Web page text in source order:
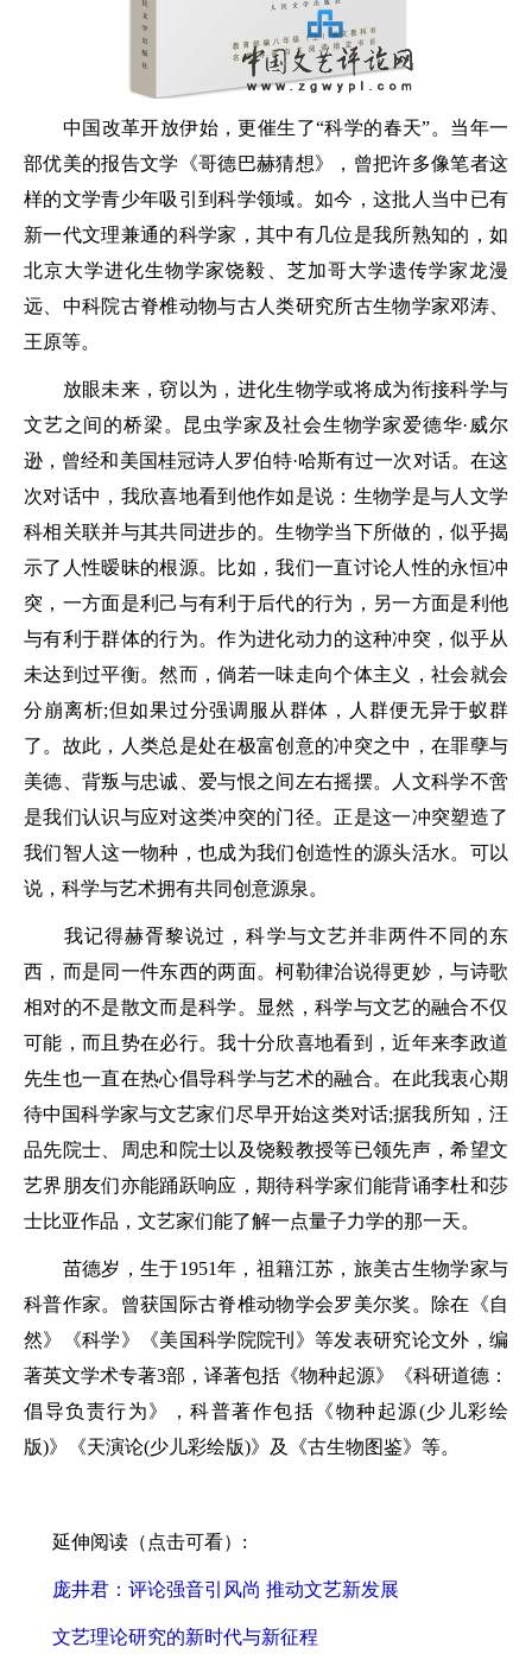
中国改革开放伊始，更催生了“科学的春天”。当年一
部优美的报告文学《哥德巴赫猜想》，曾把许多像笔者这
样的文学青少年吸引到科学领域。如今，这批人当中已有
新一代文理兼通的科学家，其中有几位是我所熟知的，如
北京大学进化生物学家饶毅、芝加哥大学遗传学家龙漫
远、中科院古脊椎动物与古人类研究所古生物学家邓涛、
王原等。
放眼未来，窃以为，进化生物学或将成为衔接科学与
文艺之间的桥梁。昆虫学家及社会生物学家爱德华·威尔
逊，曾经和美国桂冠诗人罗伯特·哈斯有过一次对话。在这
次对话中，我欣喜地看到他作如是说：生物学是与人文学
科相关联并与其共同进步的。生物学当下所做的，似乎揭
示了人性暧昧的根源。比如，我们一直讨论人性的永恒冲
突，一方面是利己与有利于后代的行为，另一方面是利他
与有利于群体的行为。作为进化动力的这种冲突，似乎从
未达到过平衡。然而，倘若一味走向个体主义，社会就会
分崩离析;但如果过分强调服从群体，人群便无异于蚁群
了。故此，人类总是处在极富创意的冲突之中，在罪孽与
美德、背叛与忠诚、爱与恨之间左右摇摆。人文科学不啻
是我们认识与应对这类冲突的门径。正是这一冲突塑造了
我们智人这一物种，也成为我们创造性的源头活水。可以
说，科学与艺术拥有共同创意源泉。
我记得赫胥黎说过，科学与文艺并非两件不同的东
西，而是同一件东西的两面。柯勒律治说得更妙，与诗歌
相对的不是散文而是科学。显然，科学与文艺的融合不仅
可能，而且势在必行。我十分欣喜地看到，近年来李政道
先生也一直在热心倡导科学与艺术的融合。在此我衷心期
待中国科学家与文艺家们尽早开始这类对话;据我所知，汪
品先院士、周忠和院士以及饶毅教授等已领先声，希望文
艺界朋友们亦能踊跃响应，期待科学家们能背诵李杜和莎
士比亚作品，文艺家们能了解一点量子力学的那一天。
苗德岁，生于1951年，祖籍江苏，旅美古生物学家与
科普作家。曾获国际古脊椎动物学会罗美尔奖。除在《自
然》《科学》《美国科学院院刊》等发表研究论文外，编
著英文学术专著3部，译著包括《物种起源》《科研道德：
倡导负责行为》，科普著作包括《物种起源(少儿彩绘
版)》《天演论(少儿彩绘版)》及《古生物图鉴》等。
延伸阅读（点击可看）:
庞井君：评论强音引风尚 推动文艺新发展
文艺理论研究的新时代与新征程